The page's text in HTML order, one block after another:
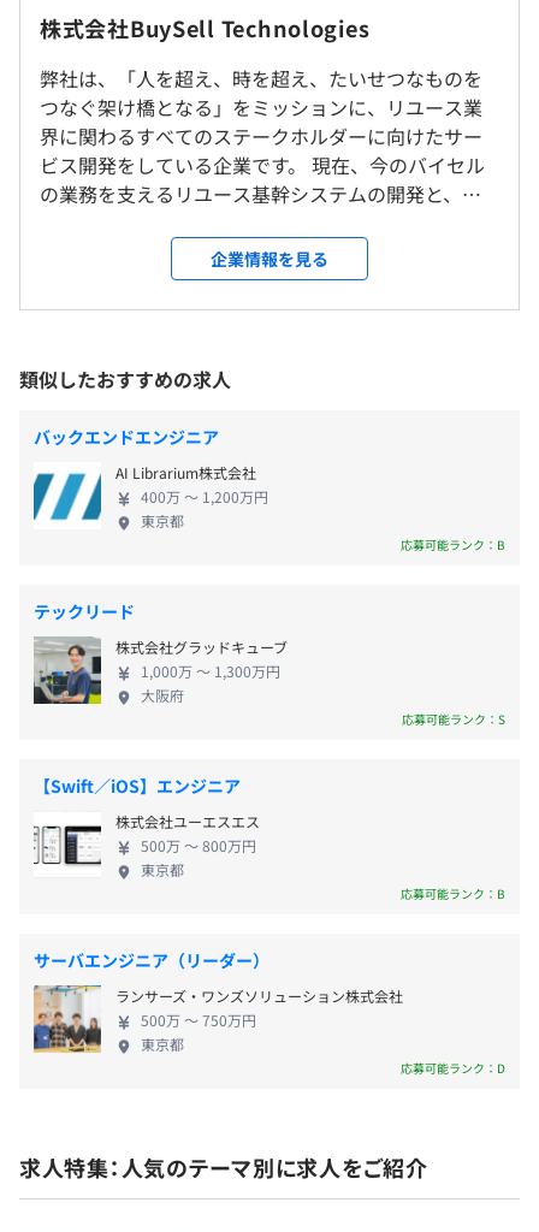
・MVV浸透イベント
【自社プロダクト】
・リユースプラットフォーム Cosmos
- リユースに必要な機能をすべて網羅し、買取から販売
まで一気通貫してデータ管理できることを目指すプロダク
【プロダクト開発事例】
- インサイドセールスで利用する顧客管理システム。
- 電話対応業務に最適な操作性や画面配置を実現。
- AIにより自動的にアポランク（商材ランク）を推定。
- 査定員スケジュールの検索効率向上、ルート効率の良
・Store：店舗買取システム
- 店舗買取の業務フローをシステム化。
- AIを用いたOCRにより情報入力手間を削減。
- 画像からAIを用いた商品の特定により査定をアシス
・AWS／GCPの利用トライアルサポート
・技術書籍の購入補助
・資格取得費用の補助（資格対象に条件あり、合格時に受
験費用負担）
など
◎ハイブリッドワーク（基本週3日の出社を推奨）
・チームによって出社日や出社日数が異なります。
・個人の事情によって柔軟に対応可能です。
就業場所の変更範囲
＜雇入時＞
本社および自宅
会社の定める場所（テレワークをおこなう場所を含む）
り）
東京メトロ丸の内線
・『新宿御苑前駅』から徒歩6分
・『曙橋駅』から徒歩13分
10：00～19：00
休憩時間：13:00〜14:00（60分）
平均残業時間：平均20時間程度／月
・年末年始休暇
・育児休暇
・介護休暇
・結婚休暇
・有給休暇
・交通費全額支給
・社用携帯・社用PC貸与
・リモートワーク環境補助
・ウォーターサーバー完備
・慶弔金（出産/死亡）
・提携不動産会社紹介
社会保険完備（健康保険・厚生年金加入・雇用保険・労災
株式会社BuySell Technologies
弊社は、「人を超え、時を超え、たいせつなものを
つなぐ架け橋となる」をミッションに、リユース業
界に関わるすべてのステークホルダーに向けたサー
ビス開発をしている企業です。 現在、今のバイセル
の業務を支えるリユース基幹システムの開発と、リ
を行なっています。 買取から販売までの一連の業務
がマイクロサービスで表現されており、各プロダク
トチームがリアル特有の課題解決に日々取り組んで
など、アナログが主流だった業界だからこそテクノ
ロジーによって事業をスケールするポテンシャルが
まだまだあります。 また、弊社はリユース業界No.1
のテックカンパニーを目指しており、事業だけでな
くエンジニア組織も急成長しています。メンバーの増
加に伴う開発横断組織の誕生、開発生産性への意識
改善や社外へのアウトプットを強めるワーキンググ
目指して精力的な活動が行われています。
企業情報を見る
類似したおすすめの求人
バックエンドエンジニア
AI Librarium株式会社
400万 〜 1,200万円
東京都
応募可能ランク：B
テックリード
株式会社グラッドキューブ
1,000万 〜 1,300万円
大阪府
応募可能ランク：S
【Swift／iOS】エンジニア
株式会社ユーエスエス
500万 〜 800万円
東京都
応募可能ランク：B
サーバエンジニア（リーダー）
ランサーズ・ワンズソリューション株式会社
500万 〜 750万円
東京都
応募可能ランク：D
求人特集：人気のテーマ別に求人をご紹介